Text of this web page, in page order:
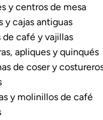
y centros de mesa
y cajas antiguas
de café y vajillas
apliques y quinqués
de coser y
y molinillos de café